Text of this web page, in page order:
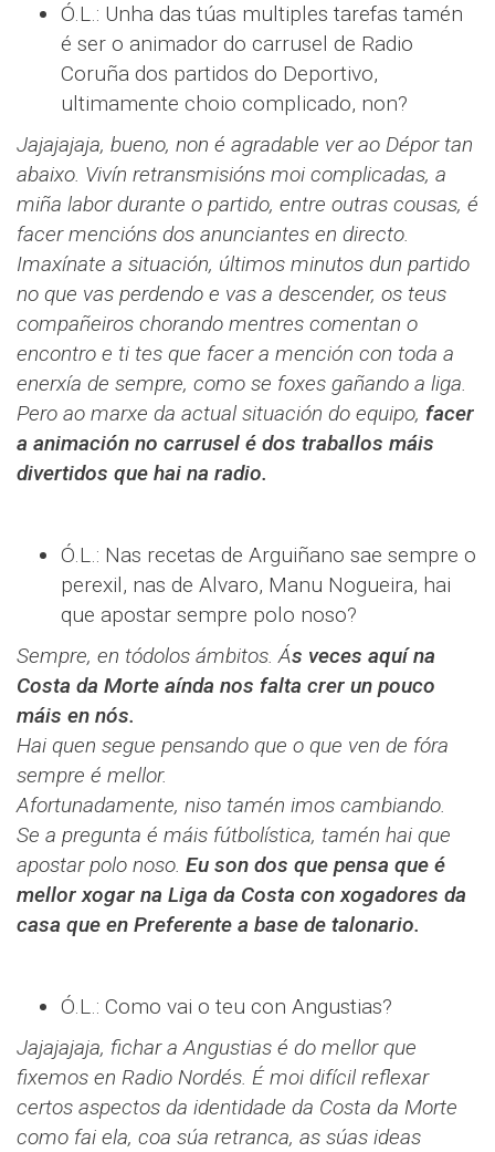
Ó.L.: Unha das túas multiples tarefas tamén
é ser o animador do carrusel de Radio
Coruña dos partidos do Deportivo,
ultimamente choio complicado, non?
Jajajajaja, bueno, non é agradable ver ao Dépor tan
abaixo. Vivín retransmisións moi complicadas, a
miña labor durante o partido, entre outras cousas, é
facer mencións dos anunciantes en directo.
Imaxínate a situación, últimos minutos dun partido
no que vas perdendo e vas a descender, os teus
compañeiros chorando mentres comentan o
encontro e ti tes que facer a mención con toda a
enerxía de sempre, como se foxes gañando a liga.
Pero ao marxe da actual situación do equipo, facer
a animación no carrusel é dos traballos máis
divertidos que hai na radio.
Ó.L.: Nas recetas de Arguiñano sae sempre o
perexil, nas de Alvaro, Manu Nogueira, hai
que apostar sempre polo noso?
Sempre, en tódolos ámbitos. Ás veces aquí na
Costa da Morte aínda nos falta crer un pouco
máis en nós.
Hai quen segue pensando que o que ven de fóra
sempre é mellor.
Afortunadamente, niso tamén imos cambiando.
Se a pregunta é máis fútbolística, tamén hai que
apostar polo noso. Eu son dos que pensa que é
mellor xogar na Liga da Costa con xogadores da
casa que en Preferente a base de talonario.
Ó.L.: Como vai o teu con Angustias?
Jajajajaja, fichar a Angustias é do mellor que
fixemos en Radio Nordés. É moi difícil reflexar
certos aspectos da identidade da Costa da Morte
como fai ela, coa súa retranca, as súas ideas